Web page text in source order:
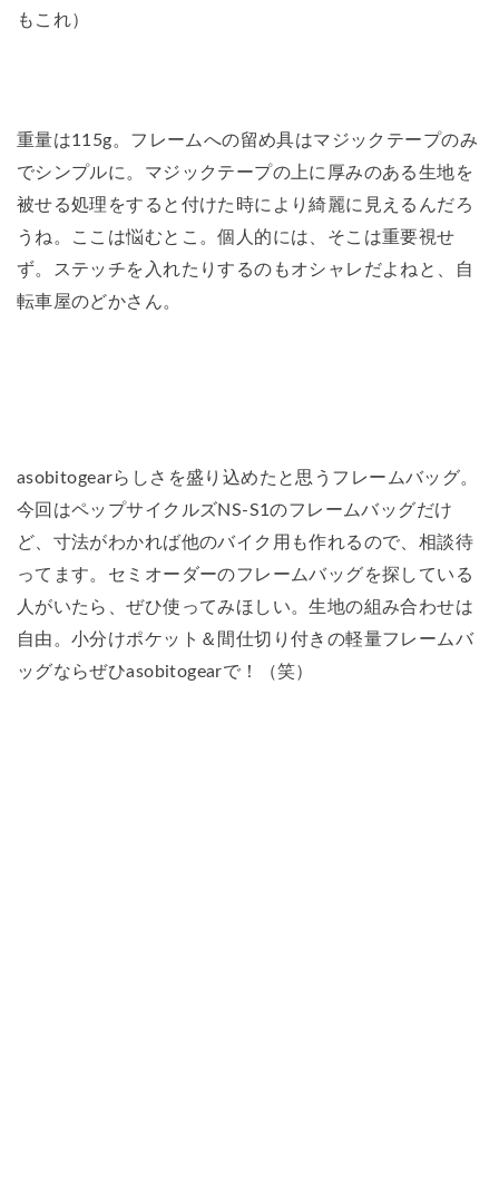
もこれ）
重量は115g。フレームへの留め具はマジックテープのみ
でシンプルに。マジックテープの上に厚みのある生地を
被せる処理をすると付けた時により綺麗に見えるんだろ
うね。ここは悩むとこ。個人的には、そこは重要視せ
ず。ステッチを入れたりするのもオシャレだよねと、自
転車屋のどかさん。
asobitogearらしさを盛り込めたと思うフレームバッグ。
今回はペップサイクルズNS-S1のフレームバッグだけ
ど、寸法がわかれば他のバイク用も作れるので、相談待
ってます。セミオーダーのフレームバッグを探している
人がいたら、ぜひ使ってみほしい。生地の組み合わせは
自由。小分けポケット＆間仕切り付きの軽量フレームバ
ッグならぜひasobitogearで！（笑）